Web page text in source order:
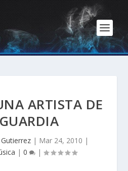
ARTISTA DE
| Mar 24, 2010 |
| 0 |